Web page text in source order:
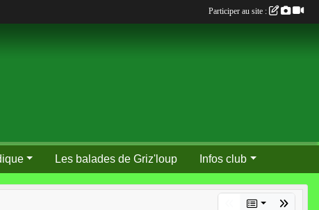
Les balades de Griz'loup Infos club
Participer au site :